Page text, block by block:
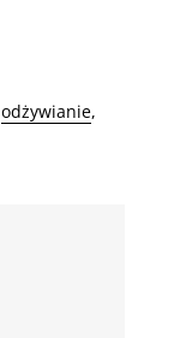
odżywianie